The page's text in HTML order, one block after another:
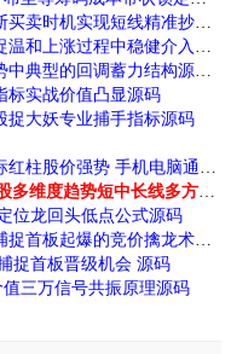
标实战价值凸显源码
捉大妖专业捕手指标源码
位龙回头低点公式源码
捉首板晋级机会 源码
三万信号共振原理源码